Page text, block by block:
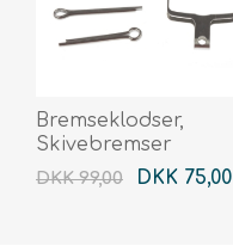
Bremseklodser,
Skivebremser
DKK 99,00 DKK 75,00